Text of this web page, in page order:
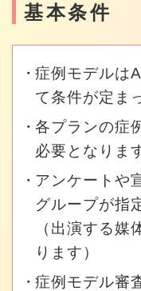
基本条件
症例モデルは
て条件が定ま
各プランの症
必要となりま
アンケートや
グループが指
（出演する媒
ります）
症例モデル審